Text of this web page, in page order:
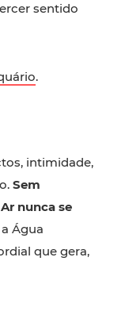
sentido
.
intimidade,
Sem
nunca se
Água
que gera,